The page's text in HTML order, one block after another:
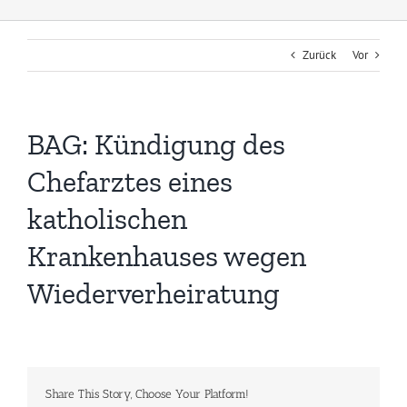
Zurück Vor
BAG: Kündigung des
Chefarztes eines
katholischen
Krankenhauses wegen
Wiederverheiratung
Share This Story, Choose Your Platform!